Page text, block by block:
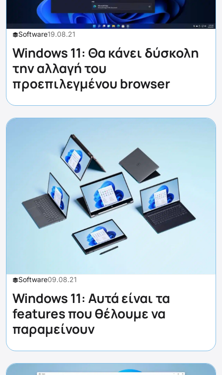
Software19.08.21
Windows 11: Θα κάνει δύσκολη
την αλλαγή του
προεπιλεγμένου browser
Software09.08.21
Windows 11: Αυτά είναι τα
features που θέλουμε να
παραμείνουν